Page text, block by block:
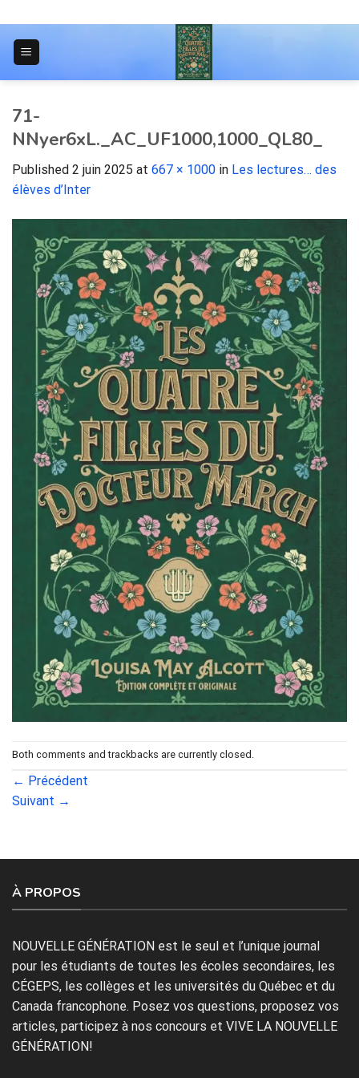
to
content
71-
NNyer6xL._AC_UF1000,1000_QL80_
Published 2 juin 2025 at 667 × 1000 in Les lectures… des
élèves d’Inter
Both comments and trackbacks are currently closed.
← Précédent
Suivant →
À PROPOS
NOUVELLE GÉNÉRATION est le seul et l’unique journal
pour les étudiants de toutes les écoles secondaires, les
CÉGEPS, les collèges et les universités du Québec et du
Canada francophone. Posez vos questions, proposez vos
articles, participez à nos concours et VIVE LA NOUVELLE
GÉNÉRATION!